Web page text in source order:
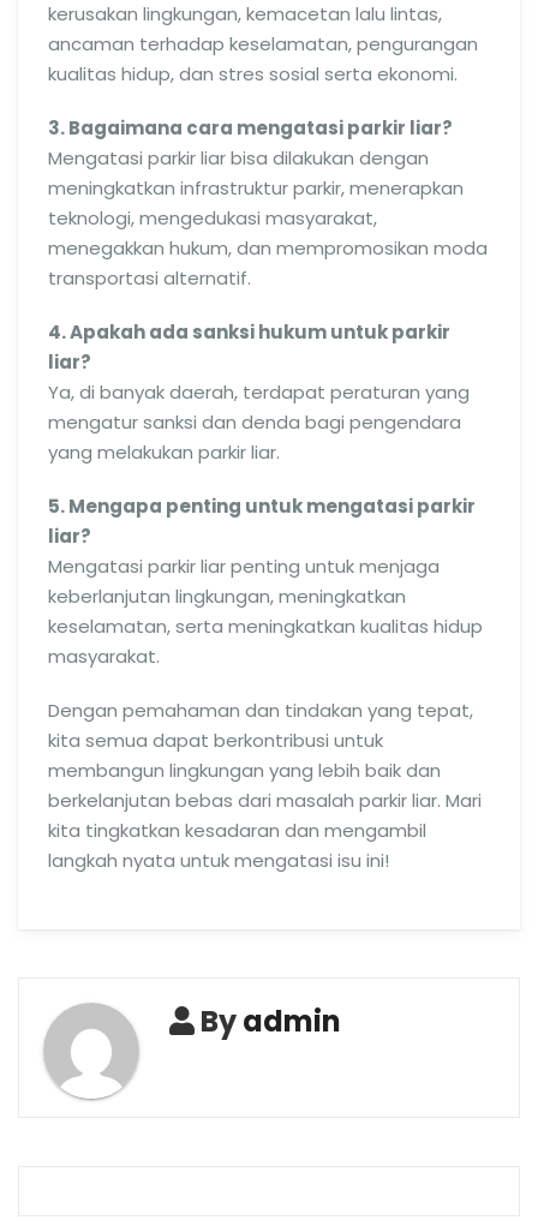
kerusakan lingkungan, kemacetan lalu lintas,
ancaman terhadap keselamatan, pengurangan
kualitas hidup, dan stres sosial serta ekonomi.
3. Bagaimana cara mengatasi parkir liar?
Mengatasi parkir liar bisa dilakukan dengan
meningkatkan infrastruktur parkir, menerapkan
teknologi, mengedukasi masyarakat,
menegakkan hukum, dan mempromosikan moda
transportasi alternatif.
4. Apakah ada sanksi hukum untuk parkir
liar?
Ya, di banyak daerah, terdapat peraturan yang
mengatur sanksi dan denda bagi pengendara
yang melakukan parkir liar.
5. Mengapa penting untuk mengatasi parkir
liar?
Mengatasi parkir liar penting untuk menjaga
keberlanjutan lingkungan, meningkatkan
keselamatan, serta meningkatkan kualitas hidup
masyarakat.
Dengan pemahaman dan tindakan yang tepat,
kita semua dapat berkontribusi untuk
membangun lingkungan yang lebih baik dan
berkelanjutan bebas dari masalah parkir liar. Mari
kita tingkatkan kesadaran dan mengambil
langkah nyata untuk mengatasi isu ini!
Byadmin